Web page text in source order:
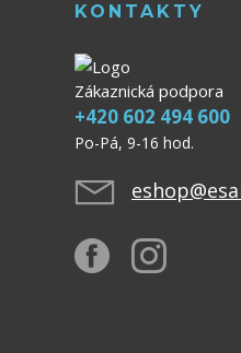
KONTAKTY
Zákaznická podpora
+420 602 494 600
Po-Pá, 9-16 hod.